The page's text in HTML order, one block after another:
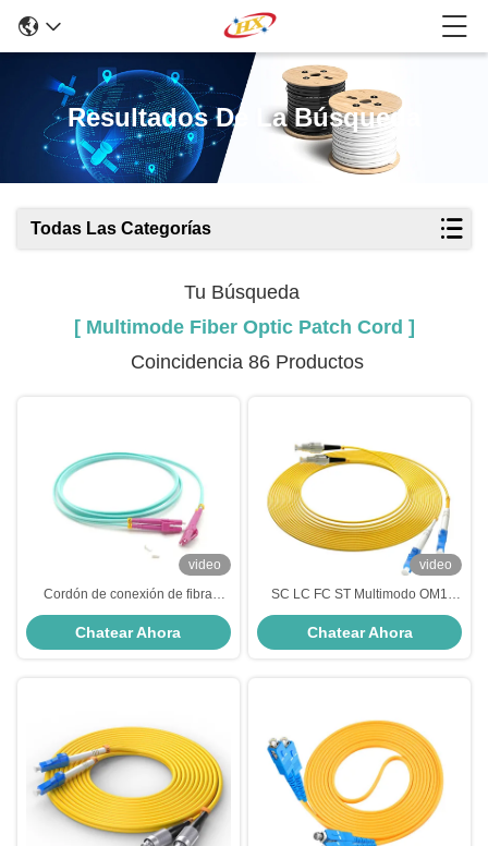
Resultados De La Búsqueda
Todas Las Categorías
Tu Búsqueda
[ Multimode Fiber Optic Patch Cord ]
Coincidencia 86 Productos
video
Cordón de conexión de fibra
óptica con varios modos de
funcionamiento del OEM 3.0m m
LC/UPC-LC/UPC para la
Chatear Ahora
video
SC LC FC ST Multimodo OM1
62.5/125um PVC LSZH chaqueta
blindada con cordón de parche de
fibra óptica
Chatear Ahora